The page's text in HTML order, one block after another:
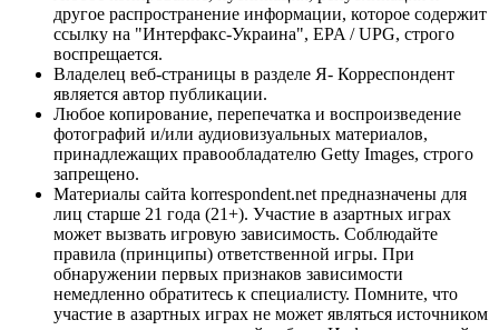
другое распространение информации, которое содержит
ссылку на "Интерфакс-Украина", EPA / UPG, строго
воспрещается.
Владелец веб-страницы в разделе Я- Корреспондент
является автор публикации.
Любое копирование, перепечатка и воспроизведение
фотографий и/или аудиовизуальных материалов,
принадлежащих правообладателю Getty Images, строго
запрещено.
Материалы сайта korrespondent.net предназначены для
лиц старше 21 года (21+). Участие в азартных играх
может вызвать игровую зависимость. Соблюдайте
правила (принципы) ответственной игры. При
обнаружении первых признаков зависимости
немедленно обратитесь к специалисту. Помните, что
участие в азартных играх не может являться источником